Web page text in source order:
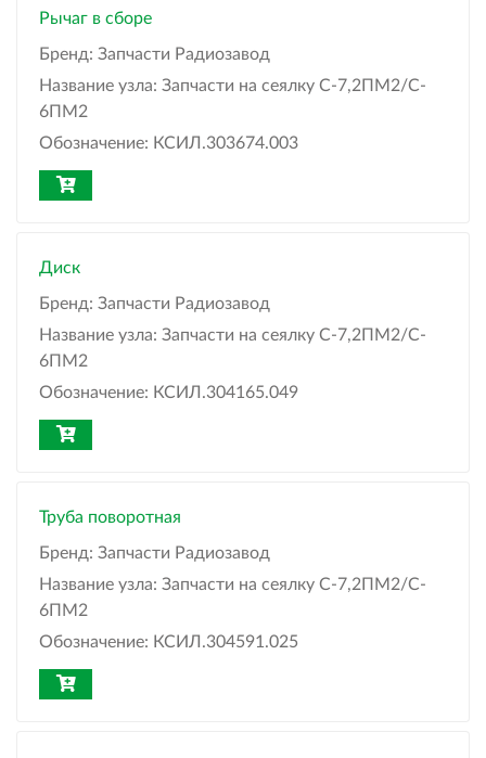
Рычаг в сборе
Бренд: Запчасти Радиозавод
Название узла: Запчасти на сеялку С-7,2ПМ2/C-
6ПМ2
Обозначение: КСИЛ.303674.003
Диск
Бренд: Запчасти Радиозавод
Название узла: Запчасти на сеялку С-7,2ПМ2/C-
6ПМ2
Обозначение: КСИЛ.304165.049
Труба поворотная
Бренд: Запчасти Радиозавод
Название узла: Запчасти на сеялку С-7,2ПМ2/C-
6ПМ2
Обозначение: КСИЛ.304591.025